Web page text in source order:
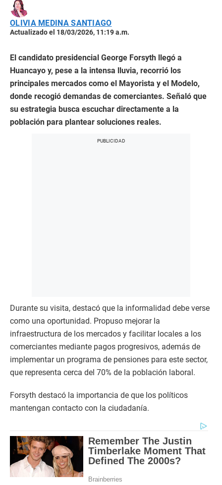
OLIVIA MEDINA SANTIAGO
Actualizado el 18/03/2026, 11:19 a.m.
El candidato presidencial George Forsyth llegó a
Huancayo y, pese a la intensa lluvia, recorrió los
principales mercados como el Mayorista y el Modelo,
donde recogió demandas de comerciantes. Señaló que
su estrategia busca escuchar directamente a la
población para plantear soluciones reales.
Durante su visita, destacó que la informalidad debe verse
como una oportunidad. Propuso mejorar la
infraestructura de los mercados y facilitar locales a los
comerciantes mediante pagos progresivos, además de
implementar un programa de pensiones para este sector,
que representa cerca del 70% de la población laboral.
Forsyth destacó la importancia de que los políticos
mantengan contacto con la ciudadanía.